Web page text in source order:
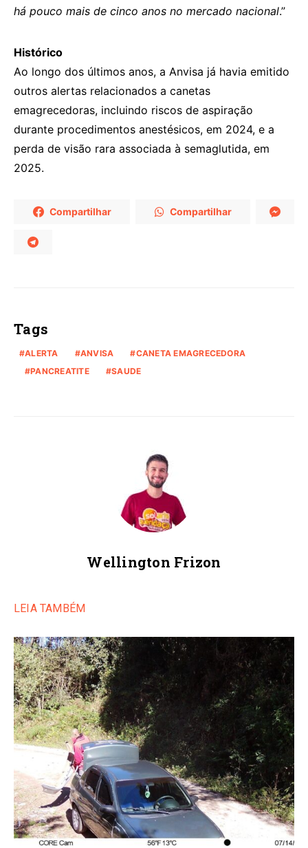
há pouco mais de cinco anos no mercado nacional.”
Histórico
Ao longo dos últimos anos, a Anvisa já havia emitido
outros alertas relacionados a canetas
emagrecedoras, incluindo riscos de aspiração
durante procedimentos anestésicos, em 2024, e a
perda de visão rara associada à semaglutida, em
2025.
Compartilhar Compartilhar
Tags
ALERTA ANVISA
CANETA EMAGRECEDORA
PANCREATITE
SAUDE
Wellington Frizon
LEIA TAMBÉM